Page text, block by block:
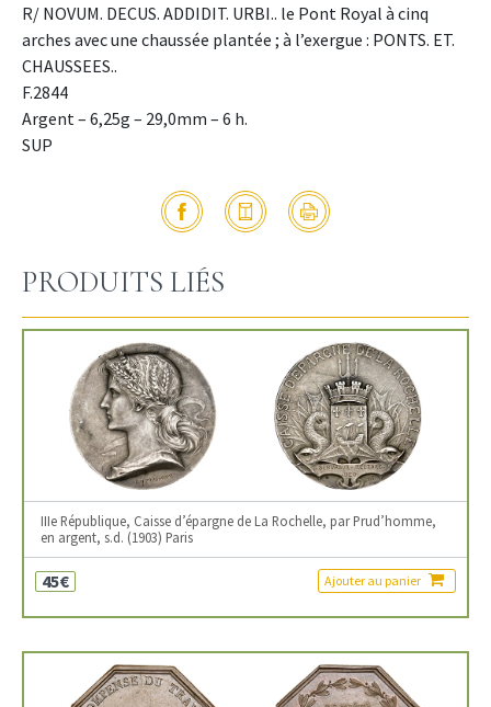
R/ NOVUM. DECUS. ADDIDIT. URBI.. le Pont Royal à cinq
arches avec une chaussée plantée ; à l’exergue : PONTS. ET.
CHAUSSEES..
F.2844
Argent – 6,25g – 29,0mm – 6 h.
SUP
PRODUITS LIÉS
IIIe République, Caisse d’épargne de La Rochelle, par Prud’homme,
en argent, s.d. (1903) Paris
45€ Ajouter au panier